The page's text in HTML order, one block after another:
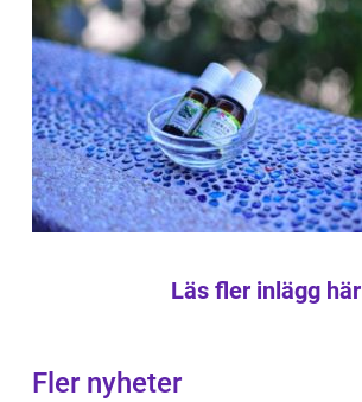
Läs fler inlägg här
Fler nyheter